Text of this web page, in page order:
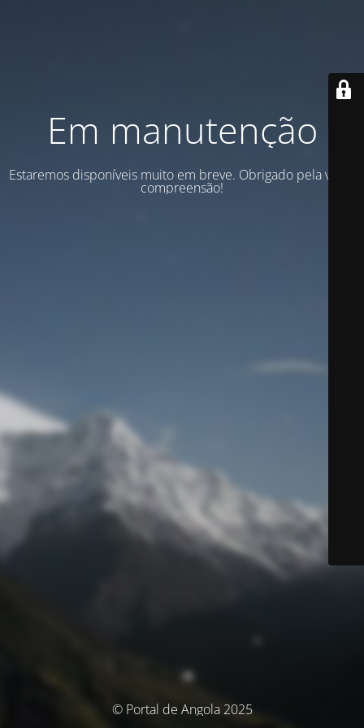
Em manutenção
Estaremos disponíveis muito em breve. Obrigado pela vossa
compreensão!
© Portal de Angola 2025